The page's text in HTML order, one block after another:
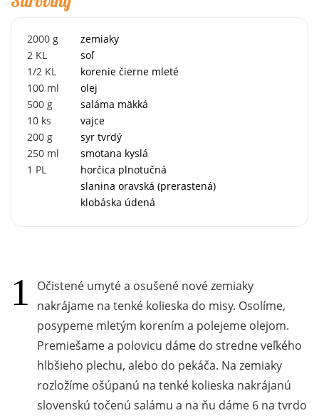
2000 g
zemiaky
2 KL
soľ
1/2 KL
korenie čierne mleté
100 ml
olej
500 g
saláma mäkká
10 ks
vajce
200 g
syr tvrdý
250 ml
smotana kyslá
1 PL
horčica plnotučná
slanina oravská (prerastená)
klobáska údená
Očistené umyté a osušené nové zemiaky
nakrájame na tenké kolieska do misy. Osolíme,
posypeme mletým korením a polejeme olejom.
Premiešame a polovicu dáme do stredne veľkého
hlbšieho plechu, alebo do pekáča. Na zemiaky
rozložíme ošúpanú na tenké kolieska nakrájanú
slovenskú točenú salámu a na ňu dáme 6 na tvrdo